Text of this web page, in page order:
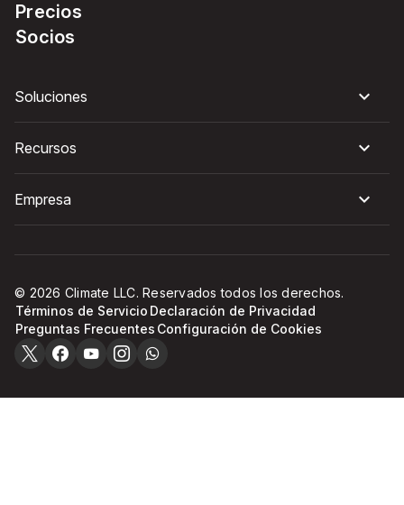
Precios
Socios
Soluciones
Recursos
Empresa
© 2026 Climate LLC. Reservados todos los derechos.
Términos de Servicio Declaración de Privacidad
Preguntas Frecuentes Configuración de Cookies